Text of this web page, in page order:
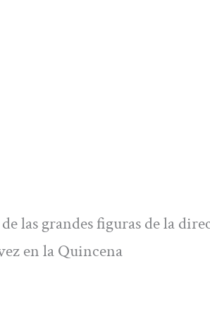
las grandes figuras de la
en la Quincena